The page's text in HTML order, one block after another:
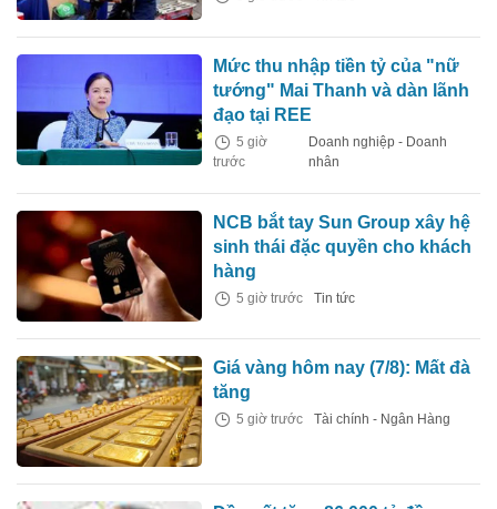
Mức thu nhập tiền tỷ của "nữ
tướng" Mai Thanh và dàn lãnh
đạo tại REE
5 giờ
trước
Doanh nghiệp - Doanh
nhân
NCB bắt tay Sun Group xây hệ
sinh thái đặc quyền cho khách
hàng
5 giờ trước Tin tức
Giá vàng hôm nay (7/8): Mất đà
tăng
5 giờ trước Tài chính - Ngân Hàng